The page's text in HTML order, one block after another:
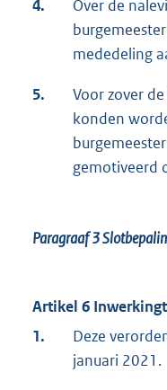
4.
Over de
mededeling
5.
Voor zover
konden
gemotiveerd
Paragraaf 3
Artikel 6
1.
Deze
januari 2021.